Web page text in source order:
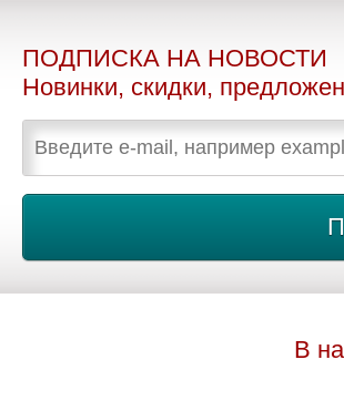
ПОДПИСКА НА НОВОСТИ
Новинки, скидки,
В